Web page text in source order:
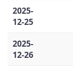
2025-
12-25
2025-
12-26